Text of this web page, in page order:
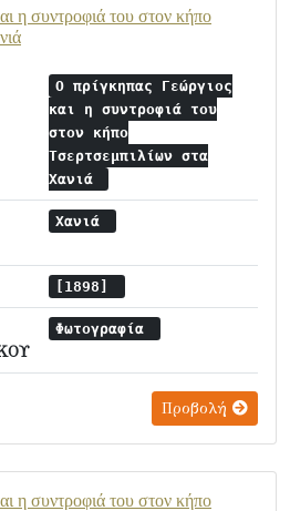
η συντροφιά του στον κήπο
Ο πρίγκηπας Γεώργιος
και η συντροφιά του
στον κήπο
Τσερτσεμπιλίων στα
Χανιά
Χανιά
[1898]
Φωτογραφία
Προβολή
η συντροφιά του στον κήπο